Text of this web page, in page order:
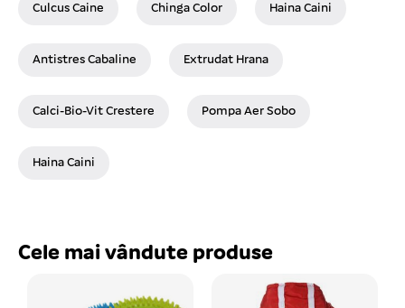
Culcus Caine Chinga Color Haina Caini
Antistres Cabaline Extrudat Hrana
Calci-Bio-Vit Crestere Pompa Aer Sobo
Haina Caini
Cele mai vândute produse